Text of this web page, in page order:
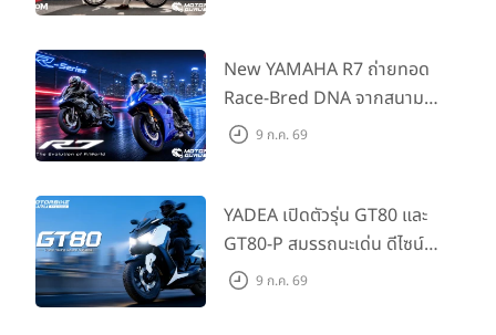
House Flagship Store ทั่ว
ประเทศ
New YAMAHA R7 ถ่ายทอด
Race-Bred DNA จากสนาม
แข่งสู่ซูเปอร์สปอร์ตคลาสกลาง
9 ก.ค. 69
YADEA เปิดตัวรุ่น GT80 และ
GT80-P สมรรถนะเด่น ดีไซน์หรู
ปลอดภัย ราคาเข้าถึงง่าย จด
9 ก.ค. 69